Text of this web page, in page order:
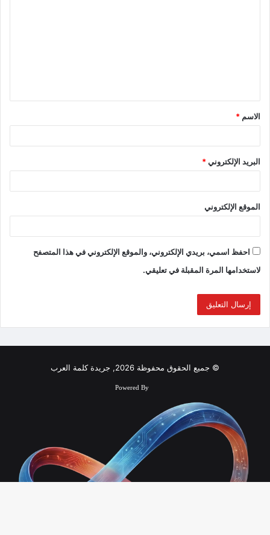
الاسم *
البريد الإلكتروني*
الموقع الإلكتروني
احفظ اسمي، بريدي الإلكتروني، والموقع الإلكتروني في هذا المتصفح
لاستخدامها المرة المقبلة في تعليقي.
© جميع الحقوق محفوظة 2026, جريدة كلمة العرب